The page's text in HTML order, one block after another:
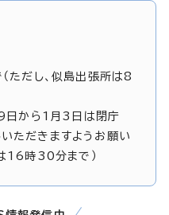
だし、似島出張所は8
日から1月3日は閉庁
ただきますようお願い
16時30分まで）